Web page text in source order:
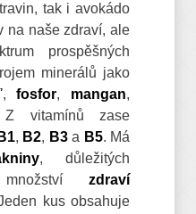
tak i avokádo
na naše zdraví, ale
prospěšných
minerálů jako
,fosfor, mangan,
vitamínů zase
B1, B2, B3a B5. Má
, důležitých
zdraví
kus obsahuje